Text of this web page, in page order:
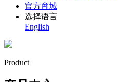
官方商城
选择语言
English
Product